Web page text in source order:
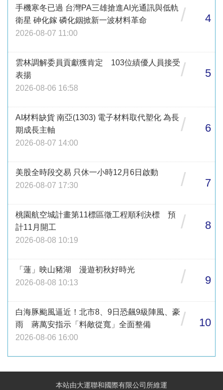
手機寒冬已過 台灣PA三雄搶進AI光通訊與低軌
衛星 砷化鎵 磷化銦掀新一波材料革命
2026-08-07 11:00
/ 4
雲林調解委員貢獻獲肯定 103位績優人員接受
表揚
2026-08-06 16:58
/ 5
AI材料缺貨 南亞(1303) 電子材料取代塑化 為長
期成長主軸
2026-08-07 14:00
/ 6
美股全時段交易 只休一小時12月6日啟動
2026-08-07 17:30
/ 7
桃園航空城計畫第11標區徵工程順利決標 預
計11月開工
2026-08-08 10:19
/ 8
「蓮」映山豬湖 漫遊初秋好時光
2026-08-08 10:13
/ 9
白海豚颱風逼近！北市8、9日恐飆9級陣風、豪
雨 蔣萬安指示「料敵從寬」全面整備
2026-08-06 16:00
/ 10
本站由大運聯和國際有限公司所維運